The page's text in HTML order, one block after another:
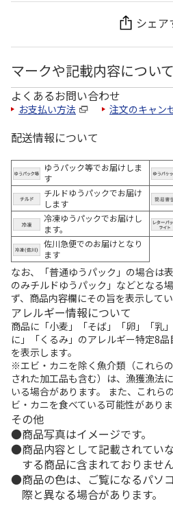
シェア
マークや記載内容について
よくあるお問い合わせ
お支払い方法 注文のキャン
配送情報について
ゆうパック等でお届けしま
す
チルドゆうパックでお届け
します
冷凍ゆうパックでお届けし
ます。
佐川急便でのお届けとなり
ます
なお、「普通ゆうパック」の場合は
のみチルドゆうパック」などとなる
ず、商品内容欄にその旨を表示してい
アレルギー情報について
商品に「小麦」「そば」「卵」「乳
に」「くるみ」のアレルギー特定8
を表示します。
※エビ・カニを除く魚介類（これら
された加工品も含む）は、漁獲漁法
いる場合があります。 また、これら
ビ・カニを食べている可能性がありま
その他
商品写真はイメージです。
商品内容として記載されてい
する商品に含まれておりません
商品の色は、ご覧になるパソ
際と異なる場合があります。